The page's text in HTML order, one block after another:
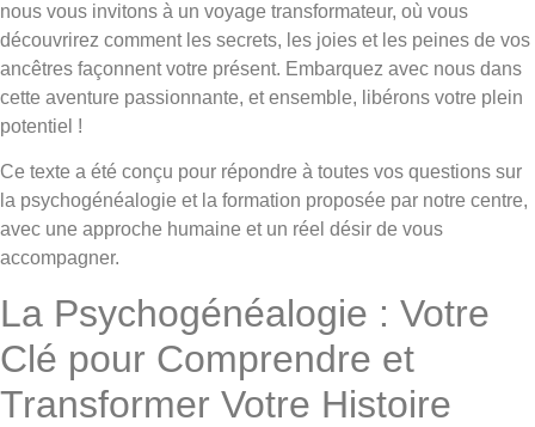
nous vous invitons à un voyage transformateur, où vous
découvrirez comment les secrets, les joies et les peines de vos
ancêtres façonnent votre présent. Embarquez avec nous dans
cette aventure passionnante, et ensemble, libérons votre plein
potentiel !
Ce texte a été conçu pour répondre à toutes vos questions sur
la psychogénéalogie et la formation proposée par notre centre,
avec une approche humaine et un réel désir de vous
accompagner.
La Psychogénéalogie : Votre
Clé pour Comprendre et
Transformer Votre Histoire